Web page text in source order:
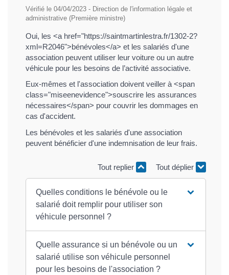
Vérifié le 04/04/2023 - Direction de l'information légale et
administrative (Première ministre)
Oui, les <a href="https://saintmartinlestra.fr/1302-2?
xml=R2046">bénévoles</a> et les salariés d'une
association peuvent utiliser leur voiture ou un autre
véhicule pour les besoins de l’activité associative.
Eux-mêmes et l'association doivent veiller à <span
class="miseenevidence">souscrire les assurances
nécessaires</span> pour couvrir les dommages en
cas d'accident.
Les bénévoles et les salariés d'une association
peuvent bénéficier d'une indemnisation de leur frais.
Tout replier Tout déplier
Quelles conditions le bénévole ou le
salarié doit remplir pour utiliser son
véhicule personnel ?
Quelle assurance si un bénévole ou un
salarié utilise son véhicule personnel
pour les besoins de l'association ?